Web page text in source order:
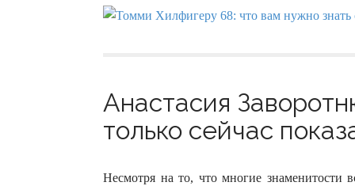
Анастасия
только сейчас
Несмотря на то, что многие знаменитости